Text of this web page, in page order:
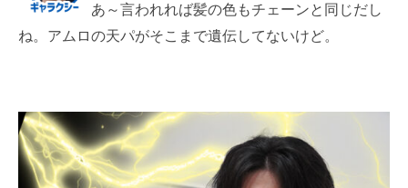
あ～言われれば髪の色もチェーンと同じだし
ね。アムロの天パがそこまで遺伝してないけど。